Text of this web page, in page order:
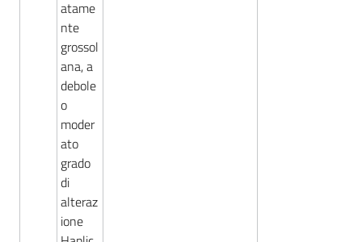
atame
nte
grossol
ana, a
debole
o
moder
ato
grado
di
alteraz
ione